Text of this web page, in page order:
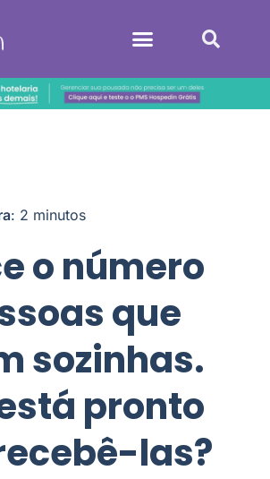
: 2 minutos
o número
que
sozinhas.
pronto
las?